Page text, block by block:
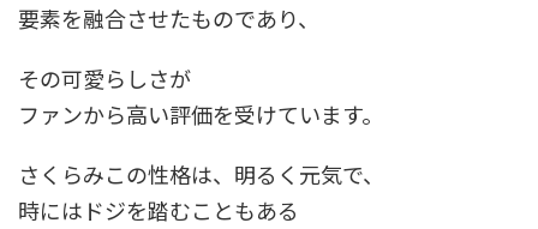
要素を融合させたものであり、
その可愛らしさが
ファンから高い評価を受けています。
さくらみこの性格は、明るく元気で、
時にはドジを踏むこともある